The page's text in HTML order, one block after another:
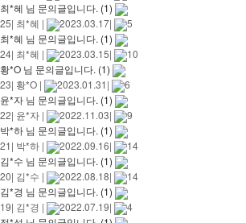
최*혜 님 문의글입니다. (1)
25| 최*혜 | 2023.03.17|
5
최*혜 님 문의글입니다. (1)
24| 최*혜 | 2023.03.15|
10
황*O 님 문의글입니다. (1)
23| 황*O | 2023.01.31|
6
윤*자 님 문의글입니다. (1)
22| 윤*자 | 2022.11.03|
9
박*하 님 문의글입니다. (1)
21| 박*하 | 2022.09.16|
14
김*수 님 문의글입니다. (1)
20| 김*수 | 2022.08.18|
14
김*경 님 문의글입니다. (1)
19| 김*경 | 2022.07.19|
4